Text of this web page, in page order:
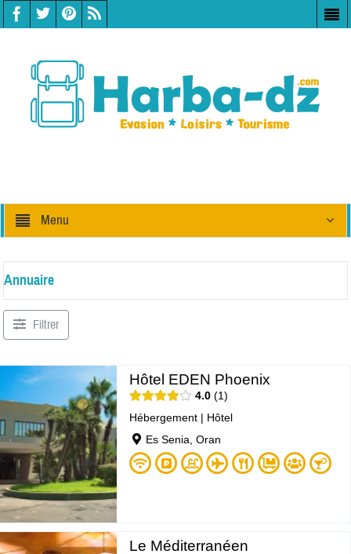
Menu
Annuaire
Filtrer
Hôtel EDEN Phoenix
4.0
1
Hébergement | Hôtel
Es Senia, Oran
Le Méditerranéen